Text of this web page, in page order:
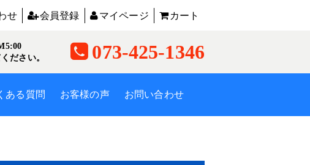
せ 会員登録 マイページ カート
ださい。
073-425-1346
ある質問 お客様の声 お問い合わせ